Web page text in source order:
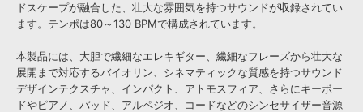
ドスケープが融合した、壮大な雰囲気を持つサウンドが収録されてい
ます。テンポは80～130 BPMで構成されています。
本製品には、大胆で繊細なエレキギター、繊細なフレーズから壮大な
展開まで対応するバイオリン、シネマティックな質感を持つサウンド
デザインテクスチャ、インパクト、アトモスフィア、さらにキーボー
ドやピアノ、パッド、アルペジオ、コードなどのシンセサイザー音源